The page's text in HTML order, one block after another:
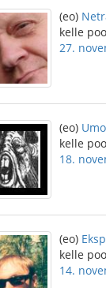
(eo)
kelle
27.
(eo)
kelle
18.
(eo)
kelle
14.